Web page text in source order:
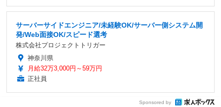
サーバーサイドエンジニア/未経験OK/サーバー側システム開
発/Web面接OK/スピード選考
株式会社プロジェクトトリガー
神奈川県
月給32万3,000円～59万円
正社員
Sponsored by